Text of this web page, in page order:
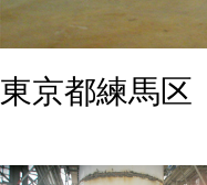
東京都練馬区